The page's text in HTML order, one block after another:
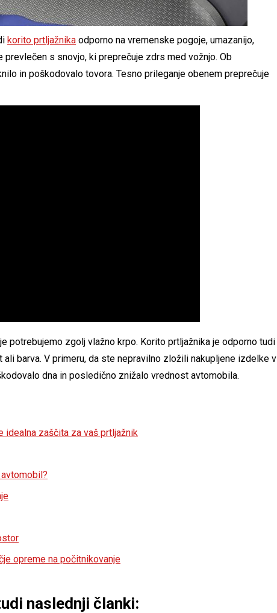
korito prtljažnika odporno na vremenske pogoje, umazanijo,
s snovjo, ki preprečuje zdrs med vožnjo. Ob
in poškodovalo tovora. Tesno prileganje obenem preprečuje
potrebujemo zgolj vlažno krpo. Korito prtljažnika je odporno tudi
barva. V primeru, da ste nepravilno zložili nakupljene izdelke v
dna in posledično znižalo vrednost avtomobila.
idealna zaščita za vaš prtljažnik
opreme na počitnikovanje
naslednji članki: